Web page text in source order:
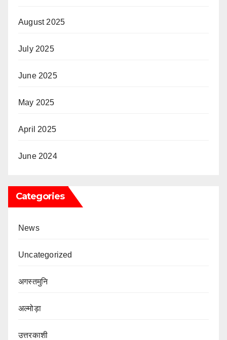
August 2025
July 2025
June 2025
May 2025
April 2025
June 2024
Categories
News
Uncategorized
अगस्तमुनि
अल्मोड़ा
उत्तरकाशी